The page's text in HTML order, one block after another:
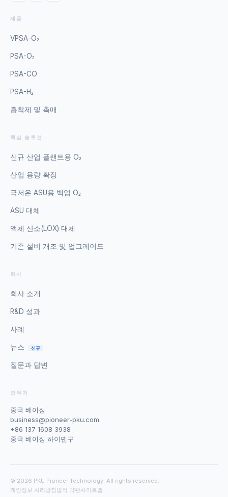
제품
VPSA-O₂
PSA-O₂
PSA-CO
PSA-H₂
흡착제 및 촉매
핵심 솔루션
신규 산업 플랜트용 O₂
산업 용량 확장
극저온 ASU용 백업 O₂
ASU 대체
액체 산소(LOX) 대체
기존 설비 개조 및 업그레이드
회사
회사 소개
R&D 성과
사례
뉴스 신규
질문과 답변
연락처
중국 베이징
business@pioneer-pku.com
+86 137 1608 3938
중국 베이징 하이뎬구
© 2026 PKU Pioneer Technology. All rights reserved.
개인정보 처리방침 법적 약관사이트맵